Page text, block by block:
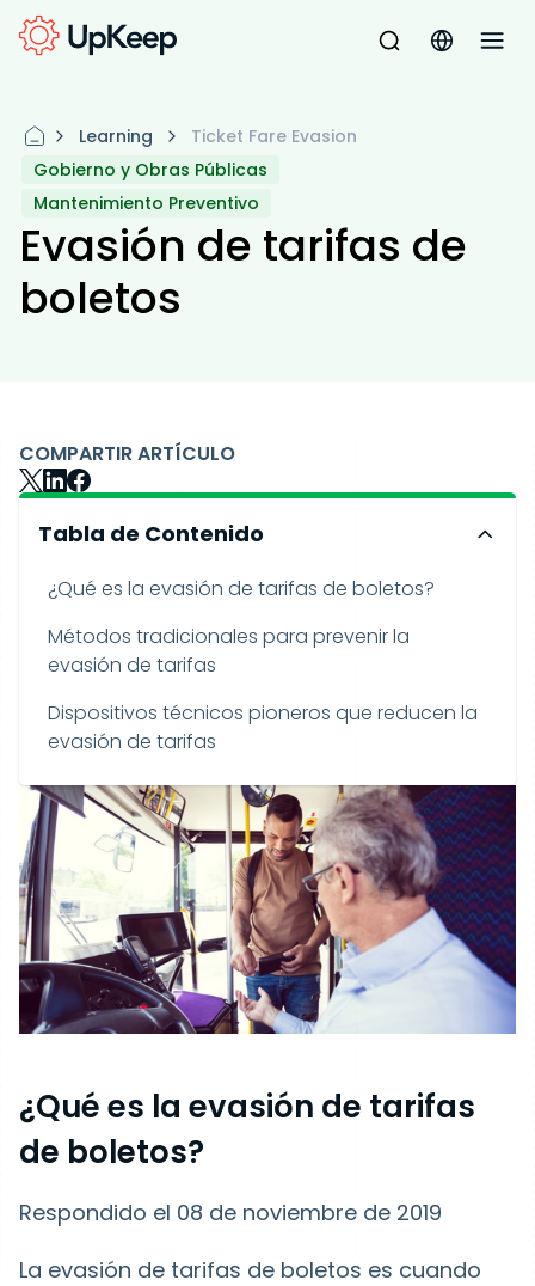
Learning
Ticket Fare Evasion
Gobierno y Obras Públicas
Mantenimiento Preventivo
Evasión de tarifas de
boletos
COMPARTIR ARTÍCULO
Tabla de Contenido
¿Qué es la evasión de tarifas de boletos?
Métodos tradicionales para prevenir la
evasión de tarifas
Dispositivos técnicos pioneros que reducen la
evasión de tarifas
¿Qué es la evasión de tarifas
de boletos?
Respondido el 08 de noviembre de 2019
La evasión de tarifas de boletos es cuando